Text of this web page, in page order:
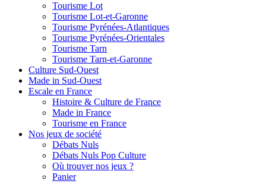
Tourisme Lot
Tourisme Lot-et-Garonne
Tourisme Pyrénées-Atlantiques
Tourisme Pyrénées-Orientales
Tourisme Tarn
Tourisme Tarn-et-Garonne
Culture Sud-Ouest
Made in Sud-Ouest
Escale en France
Histoire & Culture de France
Made in France
Tourisme en France
Nos jeux de société
Débats Nuls
Débats Nuls Pop Culture
Où trouver nos jeux ?
Panier